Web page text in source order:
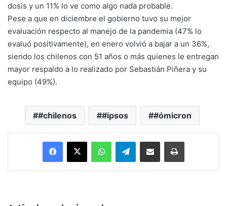
dosis y un 11% lo ve como algo nada probable.
Pese a que en diciembre el gobierno tuvo su mejor
evaluación respecto al manejo de la pandemia (47% lo
evaluó positivamente), en enero volvió a bajar a un 36%,
siendo los chilenos con 51 años o más quienes le entregan
mayor respaldo a lo realizado por Sebastián Piñera y su
equipo (49%).
#chilenos #ipsos #ómicron
Facebook
X WhatsAppTelegramEnviar vía email Imprimir